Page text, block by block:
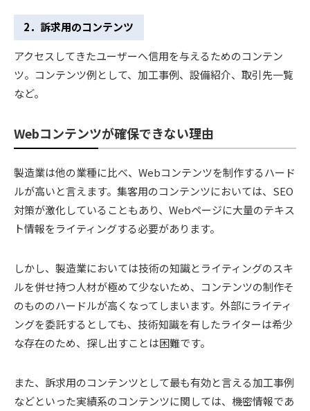
2．訴求用のコンテンツ
アクセスしてきたユーザーへ信用を与えるためのコンテン
ツ。コンテンツ例として、加工事例、設備紹介、取引先一覧
など。
Webコンテンツが確保できない理由
製造業は他の業種に比べ、Webコンテンツを制作するハード
ルが高いと言えます。集客用のコンテンツにおいては、SEO
対策が激化していることもあり、Webページに大量のテキス
ト情報をライティングする必要があります。
しかし、製造業においては技術の知識とライティングのスキ
ルを併せ持つ人材が極めて少ないため、コンテンツの制作そ
のもののハードルが高くなってしまいます。外部にライティ
ングを委託するとしても、技術知識を有したライターは希少
な存在のため、探し出すことは困難です。
また、訴求用のコンテンツとして最も有効と言える加工事例
などといった実績系のコンテンツに関しては、機密情報であ